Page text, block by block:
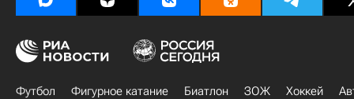
Футбол Фигурное катание Биатлон ЗОЖ Хоккей